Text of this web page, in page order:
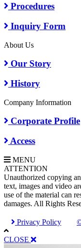
Procedures
Inquiry Form
About Us
Our Story
History
Company Information
Corporate Profile
Access
MENU
ATTENTION
Unauthorized copying
text, images and video
use of the material can
damages. All Rights
Privacy Policy
CLOSE